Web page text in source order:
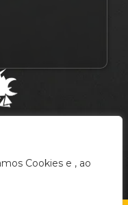
Cookies e , ao